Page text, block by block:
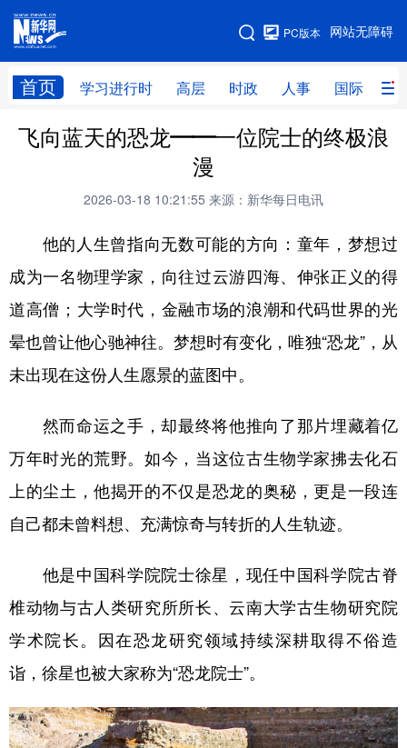
网站无障碍
PC版本
首页 学习进行时 高层 时政 人事 国际 财
网站地图
学习进行时 高层 时政 人事
科技 科创 量子 体育
文化 书画 健康 军事
法律 中央文件
彩票 娱乐 时尚 悦读
地方频道
辽宁 吉林 上海 江苏
飞向蓝天的恐龙——一位院士的终极浪
漫
2026-03-18 10:21:55 来源：新华每日电讯
他的人生曾指向无数可能的方向：童年，梦想过
成为一名物理学家，向往过云游四海、伸张正义的得
道高僧；大学时代，金融市场的浪潮和代码世界的光
晕也曾让他心驰神往。梦想时有变化，唯独“恐龙”，从
未出现在这份人生愿景的蓝图中。
然而命运之手，却最终将他推向了那片埋藏着亿
万年时光的荒野。如今，当这位古生物学家拂去化石
上的尘土，他揭开的不仅是恐龙的奥秘，更是一段连
自己都未曾料想、充满惊奇与转折的人生轨迹。
他是中国科学院院士徐星，现任中国科学院古脊
椎动物与古人类研究所所长、云南大学古生物研究院
学术院长。因在恐龙研究领域持续深耕取得不俗造
诣，徐星也被大家称为“恐龙院士”。